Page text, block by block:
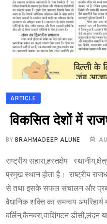
ARTICLE
विकसित देशों में
BYBRAHMADEEP ALUNE
राष्ट्रीय सहारा,हस्तक्षेप
प्रमुख स्थान होता है। राष्ट्रीय
से तथा इसके सफल संचालन और
वैधानिक शक्ति का समन्वय
बर्लिन,कैनबरा,वाशिंगटन